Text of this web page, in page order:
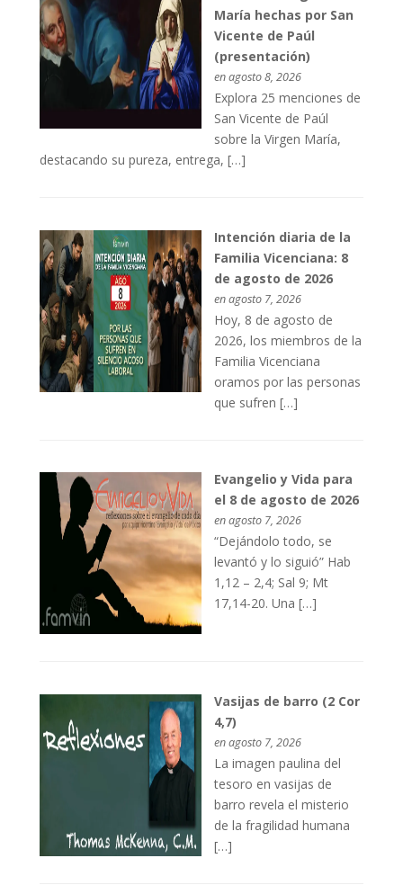
María hechas por San
Vicente de Paúl
(presentación)
en agosto 8, 2026
Explora 25 menciones de
San Vicente de Paúl
sobre la Virgen María,
destacando su pureza, entrega, […]
Intención diaria de la
Familia Vicenciana: 8
de agosto de 2026
en agosto 7, 2026
Hoy, 8 de agosto de
2026, los miembros de la
Familia Vicenciana
oramos por las personas
que sufren […]
Evangelio y Vida para
el 8 de agosto de 2026
en agosto 7, 2026
“Dejándolo todo, se
levantó y lo siguió” Hab
1,12 – 2,4; Sal 9; Mt
17,14-20. Una […]
Vasijas de barro (2 Cor
4,7)
en agosto 7, 2026
La imagen paulina del
tesoro en vasijas de
barro revela el misterio
de la fragilidad humana
[…]